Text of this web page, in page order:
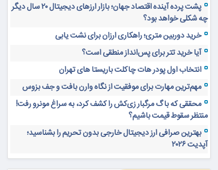
پشت پرده آینده اقتصاد جهان؛ بازار ارزهای دیجیتال ۲۰ سال دیگر
چه شکلی خواهد بود؟
خرید دوربین متری؛ راهکاری ارزان برای نشت یابی
آیا خرید تتر برای پس‌انداز منطقی است؟
انتخاب اول پودر هات چاکلت باریستا های تهران
مهم‌ترین مهارت برای موفقیت از نگاه وارن بافت و جف بزوس
محققی که باگ مرگبار زی‌کش را کشف کرد، به سراغ مونرو رفت!
منتظر سقوط قیمت باشیم؟
بهترین صرافی ارز دیجیتال خارجی بدون تحریم را بشناسید؛
آپدیت ۲۰۲۶